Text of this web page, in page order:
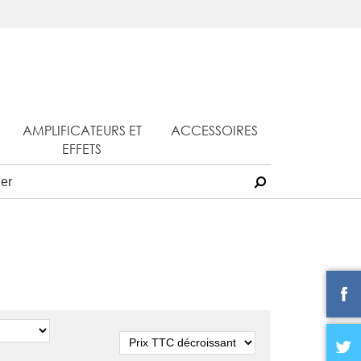
AMPLIFICATEURS ET
EFFETS
ACCESSOIRES